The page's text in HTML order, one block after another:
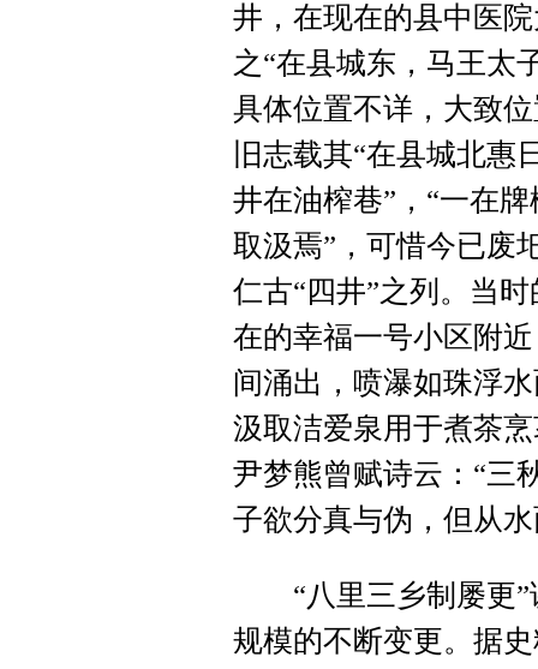
井，在现在的县中医
之“在县城东，马王太
具体位置不详，大致
旧志载其“在县城北惠
井在油榨巷”，“一在
取汲焉”，可惜今已废
仁古“四井”之列。当
在的幸福一号小区附
间涌出，喷瀑如珠浮
汲取洁爱泉用于煮茶
尹梦熊曾赋诗云：“三
子欲分真与伪，但从
“八里三乡制屡更”
规模的不断变更。据